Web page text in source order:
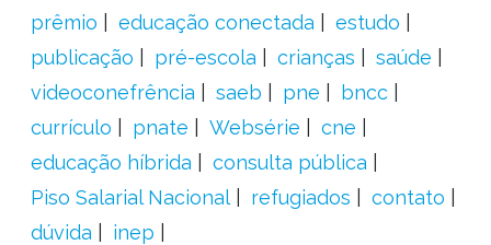
prêmio
educação conectada
estudo
publicação
pré-escola crianças
saúde
videoconefrência
saeb pne
bncc
currículo
pnate Websérie
cne
educação híbrida
consulta pública
Piso Salarial Nacional
refugiados
contato
dúvida
inep